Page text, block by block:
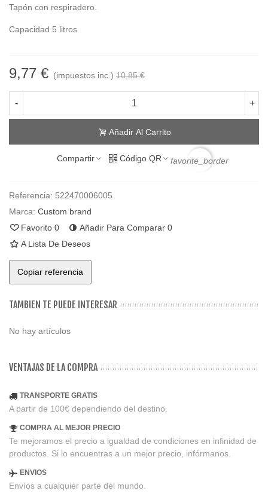
Tapón con respiradero.
Capacidad 5 litros
9,77 € (impuestos inc.) 10,85 €
- +
Añadir Al Carrito
Compartir Código QR favorite_border
Referencia: 522470006005
Marca: Custom brand
Favorito 0 Añadir Para Comparar 0
A Lista De Deseos
Copiar referencia
TAMBIEN TE PUEDE INTERESAR
No hay artículos
VENTAJAS DE LA COMPRA
TRANSPORTE GRATIS
A partir de 100€ dependiendo del destino.
COMPRA AL MEJOR PRECIO
Te mejoramos el precio a igualdad de condiciones en infinidad de
productos. Si lo encuentras a un mejor precio, infórmanos.
ENVIOS
Envíos a cualquier parte del mundo.